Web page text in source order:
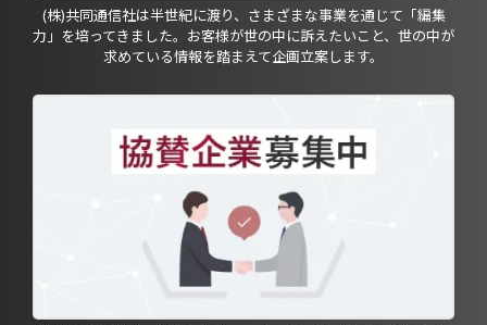
(株)共同通信社は半世紀に渡り、さまざまな事業を通じて「編集
力」を培ってきました。お客様が世の中に訴えたいこと、世の中が
求めている情報を踏まえて企画立案します。